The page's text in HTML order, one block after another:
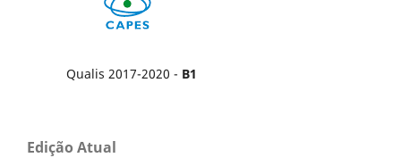
Qualis 2017-2020 - B1
Edição Atual